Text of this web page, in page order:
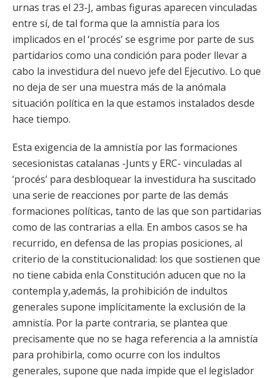
urnas tras el 23-J, ambas figuras aparecen vinculadas
entre sí, de tal forma que la amnistía para los
implicados en el ‘procés’ se esgrime por parte de sus
partidarios como una condición para poder llevar a
cabo la investidura del nuevo jefe del Ejecutivo. Lo que
no deja de ser una muestra más de la anómala
situación política en la que estamos instalados desde
hace tiempo.
Esta exigencia de la amnistía por las formaciones
secesionistas catalanas -Junts y ERC- vinculadas al
‘procés’ para desbloquear la investidura ha suscitado
una serie de reacciones por parte de las demás
formaciones políticas, tanto de las que son partidarias
como de las contrarias a ella. En ambos casos se ha
recurrido, en defensa de las propias posiciones, al
criterio de la constitucionalidad: los que sostienen que
no tiene cabida enla Constitución aducen que no la
contempla y,además, la prohibición de indultos
generales supone implícitamente la exclusión de la
amnistía. Por la parte contraria, se plantea que
precisamente que no se haga referencia a la amnistía
para prohibirla, como ocurre con los indultos
generales, supone que nada impide que el legislador